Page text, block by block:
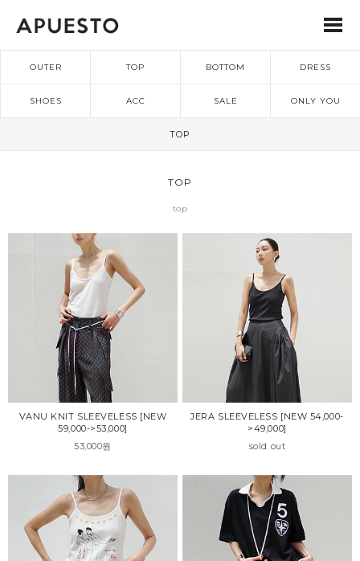
OUTER TOP BOTTOM DRESS
SHOES ACC SALE ONLY YOU
TOP
TOP
top
VANU KNIT SLEEVELESS [NEW
59,000->53,000]
53,000원
JERA SLEEVELESS [NEW 54,000-
>49,000]
sold out